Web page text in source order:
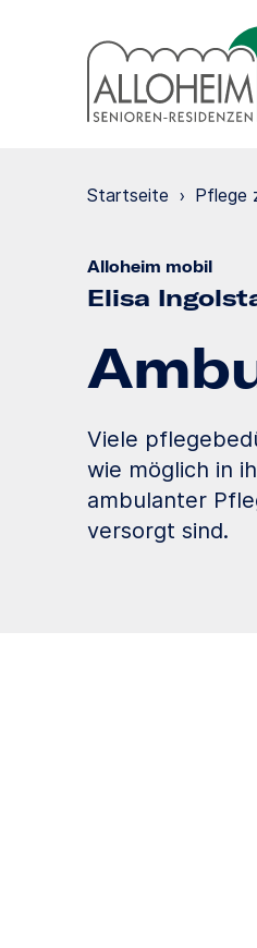
Startseite › Pflege
Alloheim mobil
Elisa
Viele
wie möglich in
ambulanter
versorgt sind.